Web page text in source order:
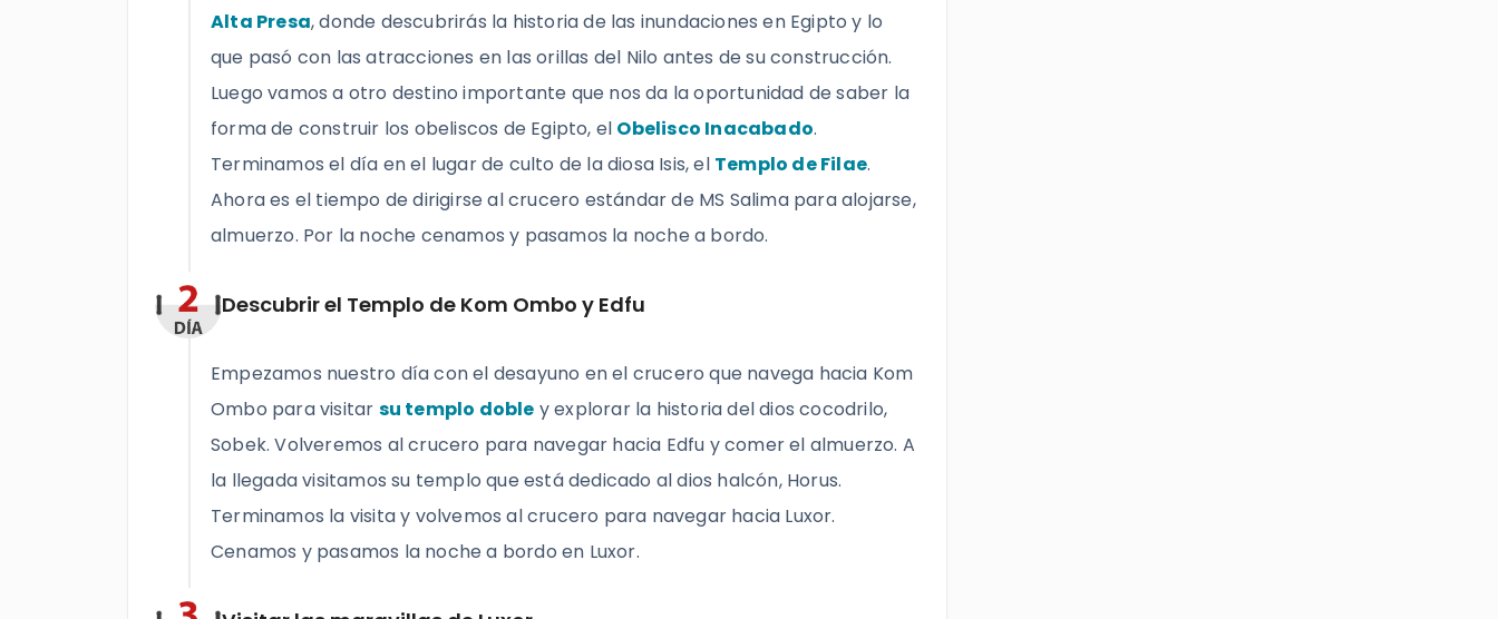
Alta Presa, donde descubrirás la historia de las inundaciones en Egipto y lo
que pasó con las atracciones en las orillas del Nilo antes de su construcción.
Luego vamos a otro destino importante que nos da la oportunidad de saber la
forma de construir los obeliscos de Egipto, el Obelisco Inacabado.
Terminamos el día en el lugar de culto de la diosa Isis, el Templo de Filae.
Ahora es el tiempo de dirigirse al crucero estándar de MS Salima para alojarse,
almuerzo. Por la noche cenamos y pasamos la noche a bordo.
Descubrir el Templo de Kom Ombo y Edfu
Empezamos nuestro día con el desayuno en el crucero que navega hacia Kom
Ombo para visitar su templo doble y explorar la historia del dios cocodrilo,
Sobek. Volveremos al crucero para navegar hacia Edfu y comer el almuerzo. A
la llegada visitamos su templo que está dedicado al dios halcón, Horus.
Terminamos la visita y volvemos al crucero para navegar hacia Luxor.
Cenamos y pasamos la noche a bordo en Luxor.